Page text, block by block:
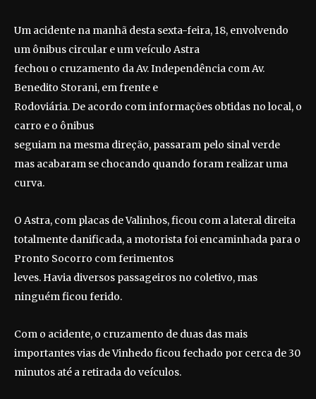
Um acidente na manhã desta sexta-feira, 18, envolvendo
um ônibus circular e um veículo Astra
fechou o cruzamento da Av. Independência com Av.
Benedito Storani, em frente e
Rodoviária. De acordo com informações obtidas no local, o
carro e o ônibus
seguiam na mesma direção, passaram pelo sinal verde
mas acabaram se chocando quando foram realizar uma
curva.
O Astra, com placas de Valinhos, ficou com a lateral direita
totalmente danificada, a motorista foi encaminhada para o
Pronto Socorro com ferimentos
leves. Havia diversos passageiros no coletivo, mas
ninguém ficou ferido.
Com o acidente, o cruzamento de duas das mais
importantes vias de Vinhedo ficou fechado por cerca de 30
minutos até a retirada do veículos.